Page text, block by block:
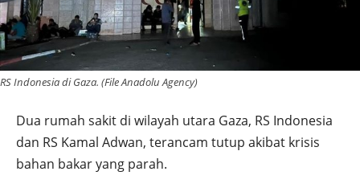
RS Indonesia di Gaza. (File Anadolu Agency)
Dua rumah sakit di wilayah utara Gaza, RS Indonesia
dan RS Kamal Adwan, terancam tutup akibat krisis
bahan bakar yang parah.